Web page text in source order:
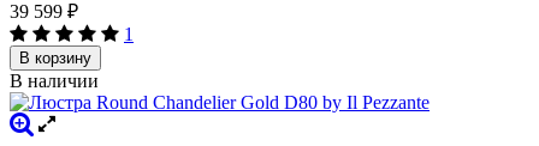
39 599 ₽
1
В корзину
В наличии